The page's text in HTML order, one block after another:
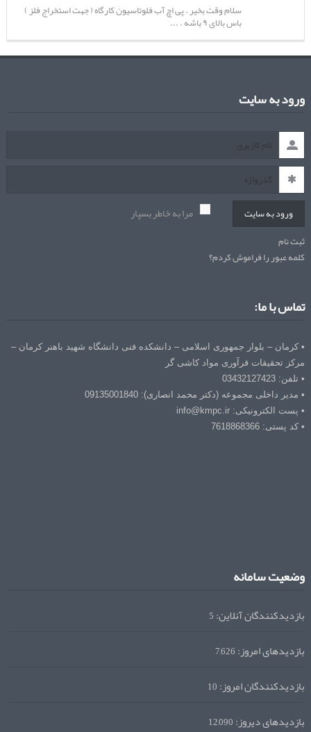
سلام وقت بخیر . پی اچ آب فلوتاسیون کارگاه ( جهت استخراج فلز )
باس بالای ۹ باشه . ...
ورود به سایت
ورود به سایت مرا به خاطر بسپار
ثبت نام
کلمه عبور را فراموش کردم؟
تماس با ما:
• کرمان – بلوار جمهوری اسلامی – دانشکده فنی دانشگاه شهید باهنر کرمان –
مرکز تحقیقات فرآوری مواد کاشی گر
• تلفن: 03432127423
• مدیر داخلی مجموعه (دکتر محمد انصاری): 09135001840
• پست الکترونیکی: info@kmpc.ir
• کد پستی: 7618868366
وضعیت سامانه
بازدیدکنندگان آنلاین:5
بازدیدهای امروز:7,626
بازدیدکنندگان امروز:10
بازدیدهای دیروز:12,090